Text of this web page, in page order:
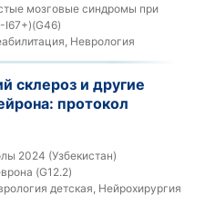
мозговые синдромы при
I67+)(G46)
Неврология
склероз и другие
протокол
2024 (Узбекистан)
(G12.2)
детская, Нейрохирургия